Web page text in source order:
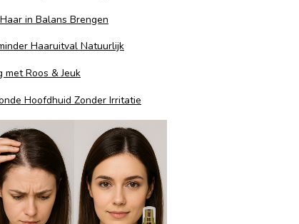
in Balans Brengen
Haaruitval Natuurlijk
met Roos & Jeuk
Hoofdhuid Zonder Irritatie